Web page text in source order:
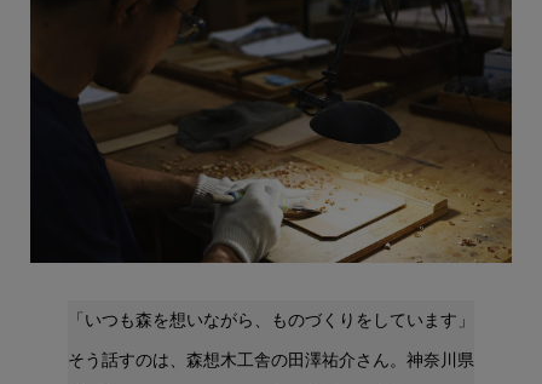
「いつも森を想いながら、ものづくりをしています」
そう話すのは、森想木工舎の田澤祐介さん。神奈川県